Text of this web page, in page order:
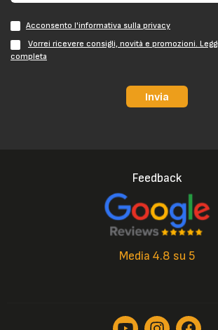
Acconsento l'informativa sulla privacy
Vorrei ricevere consigli, novità e promozioni.
completa
Invia
Feedback
Media 4.8 su 5